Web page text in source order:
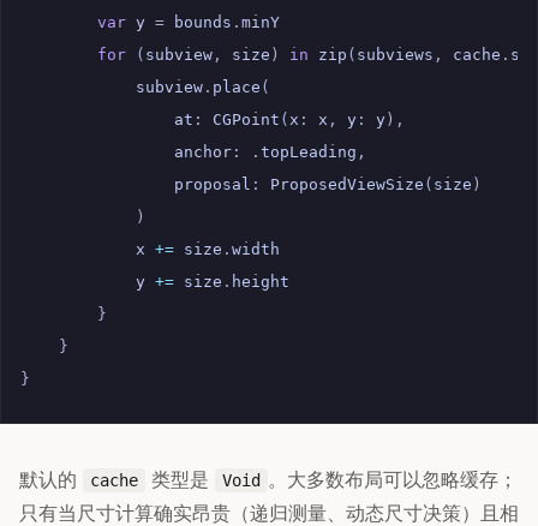
var y = bounds . minY
for
( subview , size ) in zip ( subviews , cache .
subview . place (
at : CGPoint ( x : x , y : y),
anchor : . topLeading ,
proposal : ProposedViewSize ( size )
)
x += size . width
y += size . height
}
}
}
默认的 cache 类型是 Void
。大多数布局可以忽略缓存；
只有当尺寸计算确实昂贵（递归测量、动态尺寸决策）且相